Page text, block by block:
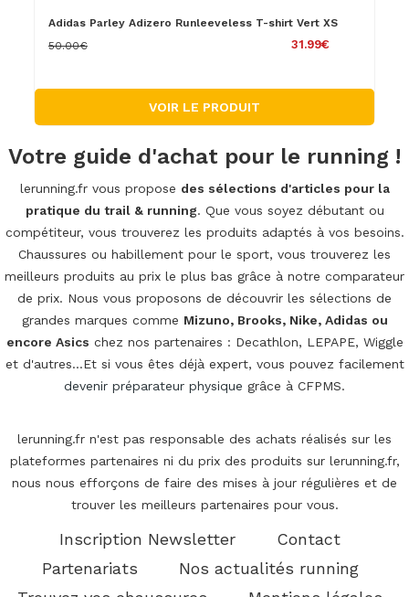
Adidas Parley Adizero Runleeveless T-shirt Vert XS
31.99€
50.00€
VOIR LE PRODUIT
Votre guide d'achat pour le running !
lerunning.fr vous propose des sélections d'articles pour la
pratique du trail & running. Que vous soyez débutant ou
compétiteur, vous trouverez les produits adaptés à vos besoins.
Chaussures ou habillement pour le sport, vous trouverez les
meilleurs produits au prix le plus bas grâce à notre comparateur
de prix. Nous vous proposons de découvrir les sélections de
grandes marques comme Mizuno, Brooks, Nike, Adidas ou
encore Asics chez nos partenaires : Decathlon, LEPAPE, Wiggle
et d'autres...Et si vous êtes déjà expert, vous pouvez facilement
devenir préparateur physique grâce à CFPMS.
lerunning.fr n'est pas responsable des achats réalisés sur les
plateformes partenaires ni du prix des produits sur lerunning.fr,
nous nous efforçons de faire des mises à jour régulières et de
trouver les meilleurs partenaires pour vous.
Inscription Newsletter
Contact
Partenariats
Nos actualités running